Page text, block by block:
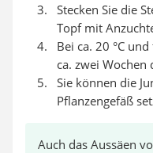
Stecken Sie die
Topf mit
Bei ca. 20 °C
ca. zwei Wochen
Sie können die
Pflanzengefäß
Auch das Aussäen